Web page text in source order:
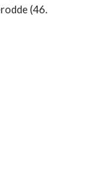
(46.